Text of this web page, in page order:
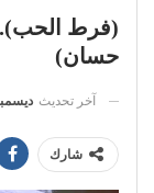
(فرط
حسان)
آخر تحديث ديسمبر 10,
شارك